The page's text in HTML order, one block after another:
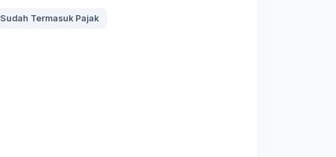
Sudah Termasuk Pajak